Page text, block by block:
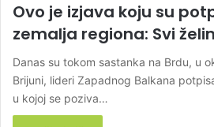
Ovo je izjava koju su
zemalja regiona: Svi
Danas su tokom sastanka na Brdu, u
Brijuni, lideri Zapadnog Balkana
u kojoj se poziva…